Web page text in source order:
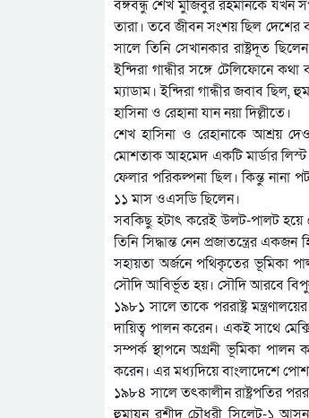
বঙ্গবন্ধু শেখ মুজিবুর রহমানকে যখন
তারা। তবে জীবন সংশয় ছিল দেশের
সালে তিনি সেখানকার রাষ্ট্রদূত
ইন্দিরা গান্ধীর সঙ্গে টেলিফোনে
ম্যাডাম। ইন্দিরা গান্ধীর জবাব ছিল,
হাসিনা ও রেহানা যান নয়া দিল্লীতে।
শেখ হাসিনা ও রেহানাকে আশ্রয়
মোশতাক আহমেদ একটি মার্ডার
ফেলার পরিকল্পনা ছিল। কিন্তু নানা
১১ মাস ওএসডি ছিলেন।
সবকিছু হটাৎ করেই উলট-পালট হয়ে
তিনি সিদ্ধান্ত নেন প্রজাতন্ত্রের
সহায়তা অর্জনে পথিকৃতের ভূমিকা
সৌদি আবির্ভূত হয়। সৌদি আরবে
১৯৮১ সালে তাকে পররাষ্ট্র
দায়িত্ব পালন করেন। একই সাথে
সম্পর্ক স্থাপনে অগ্রনী ভূমিকা পালন
করেন। এর মধ্যদিয়ে বাংলাদেশে
১৯৮৪ সালে তৎকালীন রাষ্ট্রপতির